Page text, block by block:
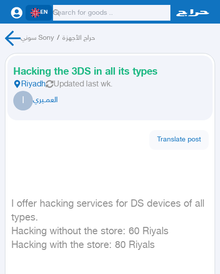
EN
سوني Sony / حراج الأجهزة
Hacking the 3DS in all its types
Riyadh Updated last wk.
ا العمــيري
Translate post
I offer hacking services for DS devices of all
types.
Hacking without the store: 60 Riyals
Hacking with the store: 80 Riyals